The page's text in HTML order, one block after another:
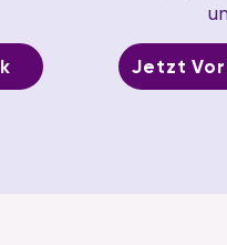
Jetzt